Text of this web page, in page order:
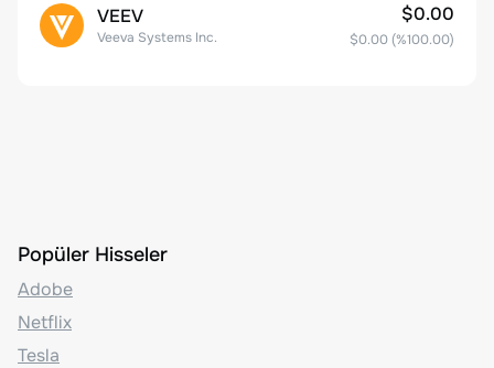
VEEV
Veeva Systems Inc.
$0.00
$0.00 (%100.00)
Popüler Hisseler
Adobe
Netflix
Tesla